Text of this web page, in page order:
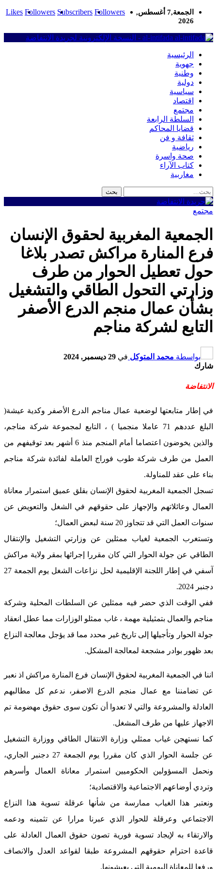
Likes Followers Subscribers Followers
الجمعة,7 أغسطس,
2026
al-intifada - النسخة الإلكترونية لجريدة الانتفاضة
الرئيسية
جهوية
وطنية
دولية
سياسية
اقتصاد
مجتمع
السلطة الرابعة
قضايا المحاكم
ثقافة و فن
رياضية
صحة واسرة
كتاب الآراء
مغاربية
مجتمع
الجمعية المغربية لحقوق الإنسان
فرع المنارة مراكش تصدر بلاغا
حول تعطيل الحوار من طرف
وزارتي التحول الطاقي والتشغيل
بشأن عمال منجم الدرع الأصفر
التابع لشركة مناجم
بواسطة محمد المتوكل في 29 ديسمبر, 2024
شارك
الانتفاضة
في إطار متابعتها لوضعية عمال مناجم الدرع الأصفر وكدية عيشة(
البلغ عددهم 71 عاملا منجميا ) ، التابع لمجموعة شركة مناجم،
والذين يخوضون اعتصاما أمام المنجم منذ 6 أشهر بعد توقيفهم من
العمل من طرف شركة طوب فوراج العاملة لفائدة شركة مناجم
بناء على عقد للمناولة.
تسجل الجمعية المغربية لحقوق الإنسان بقلق عميق استمرار معاناة
العمال وعائلاتهم والإجهاز على حقوقهم في الشغل والتعويض عن
سنوات العمل التي قد تتجاوز 20 سنة لبعض العمال؛
وتستغرب الجمعية لغياب ممثلين عن وزارتي التشغيل والإنتقال
الطاقي عن جولة الحوار التي كان مقررا إجرائها بمقر ولاية مراكش
آسفي في إطار اللجنة الإقليمية لحل نزاعات الشغل يوم الجمعة 27
دجنبر 2024.
ففي الوقت الذي حضر فيه ممثلين عن السلطات المحلية وشركة
مناجم والعمال بتمثيلية مهمة ، غاب ممثلو الوزارات مما عطل انعقاد
جولة الحوار وتأجيلها إلى تاريخ غير محدد مما قد يؤجل معالجة النزاع
بعد ظهور بوادر مشجعة لمعالجة المشكل.
اننا في الجمعية المغربية لحقوق الإنسان فرع المنارة مراكش اذ نعبر
عن تضامننا مع عمال منجم الدرع الاصفر، ندعم كل مطالبهم
العادلة والمشروعة والتي لا تعدوا أن تكون سوى حقوق مهضومة تم
الاجهاز عليها من طرف المشغل.
كما نستهجن غياب ممثلي وزارة الانتقال الطاقي ووزارة التشغيل
عن جلسة الحوار الذي كان مقررا يوم الجمعة 27 دجنبر الجاري،
ونحمل المسؤولين الحكوميين استمرار معاناة العمال وأسرهم
وتردي أوضاعهم الاجتماعية والاقتصادية؛
ونعتبر هذا الغياب ممارسة من شأنها عرقلة تسوية هذا النزاع
الاجتماعي وعرقلة للحوار الذي عبرنا مرارا عن تثمينه ودعمه
والارتقاء به لإيجاد تسوية فورية تصون حقوق العمال العادلة على
قاعدة احترام حقوقهم المشروعة طبقا لقواعد العدل والانصاف
ورفعا للمعاناة اليومية التي يعيشونها.